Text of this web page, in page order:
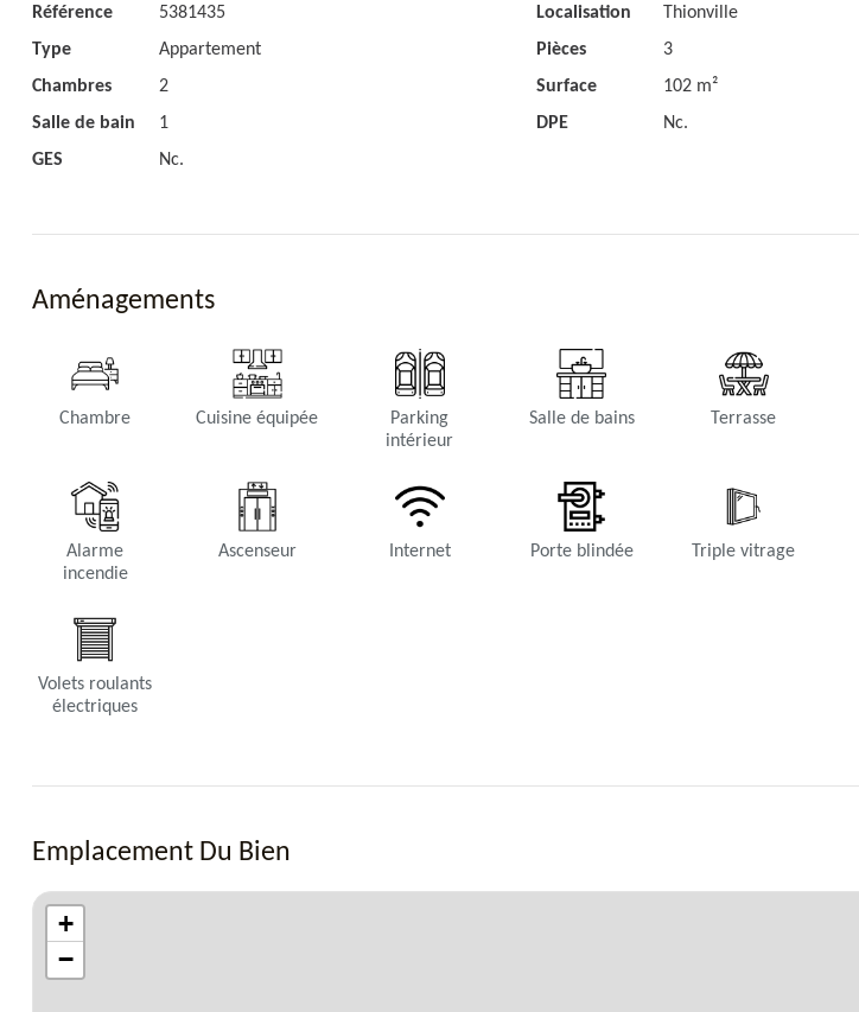
Référence 5381435 Localisation
Thionville
Type
Appartement Pièces
3
Chambres
2 Surface
102 m²
Salle de bain
1 DPE
Nc.
GES
Nc.
Aménagements
Chambre Cuisine équipée
Parking
intérieur
Salle de bains Terrasse
Alarme
incendie
Ascenseur Internet Porte blindée Triple vitrage
Volets roulants
électriques
Emplacement Du Bien
+
−